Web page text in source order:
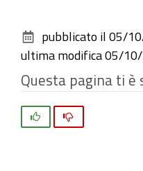
documento
pubblicato il 05/
ultima modifica 05/10/
Questa pagina ti è